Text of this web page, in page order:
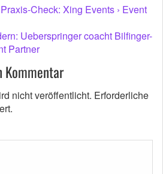
Check: Xing Events › Event
Ueberspringer coacht Bilfinger-
Partner
Kommentar
nicht veröffentlicht. Erforderliche